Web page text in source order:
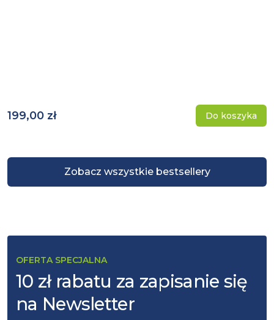
Zobacz wszystkie bestsellery
199,00 zł Do koszyka
OFERTA SPECJALNA
10 zł rabatu za zapisanie się
na Newsletter